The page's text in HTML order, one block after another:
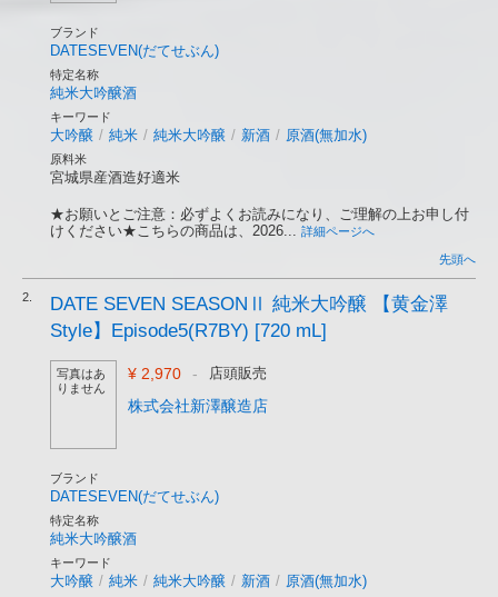
ブランド
DATESEVEN(だてせぶん)
特定名称
純米大吟醸酒
キーワード
大吟醸 / 純米 / 純米大吟醸 / 新酒 / 原酒(無加水)
原料米
宮城県産酒造好適米
★お願いとご注意：必ずよくお読みになり、ご理解の上お申し付
けください★こちらの商品は、2026... 詳細ページへ
先頭へ
2.
DATE SEVEN SEASONⅡ 純米大吟醸 【黄金澤
Style】Episode5(R7BY) [720 mL]
写真はあ
りません
¥ 2,970 - 店頭販売
株式会社新澤醸造店
ブランド
DATESEVEN(だてせぶん)
特定名称
純米大吟醸酒
キーワード
大吟醸 / 純米 / 純米大吟醸 / 新酒 / 原酒(無加水)